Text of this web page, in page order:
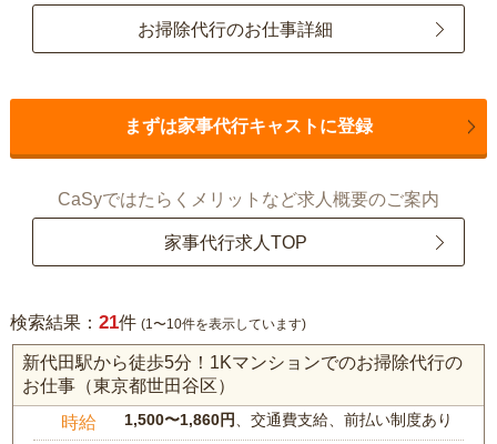
お掃除代行のお仕事詳細
まずは家事代行キャストに登録
CaSyではたらくメリットなど求人概要のご案内
家事代行求人TOP
検索結果： 21件 (1〜10件を表示しています)
新代田駅から徒歩5分！1Kマンションでのお掃除代行の
お仕事（東京都世田谷区）
時給 1,500〜1,860円、交通費支給、前払い制度あり